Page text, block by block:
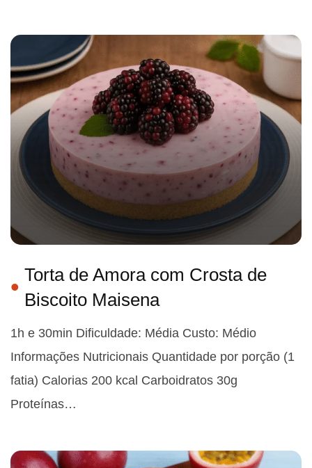
Torta de Amora com Crosta de
Biscoito Maisena
1h e 30min Dificuldade: Média Custo: Médio
Informações Nutricionais Quantidade por porção (1
fatia) Calorias 200 kcal Carboidratos 30g
Proteínas…